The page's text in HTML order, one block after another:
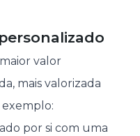
valor
mais valorizada
por si com uma